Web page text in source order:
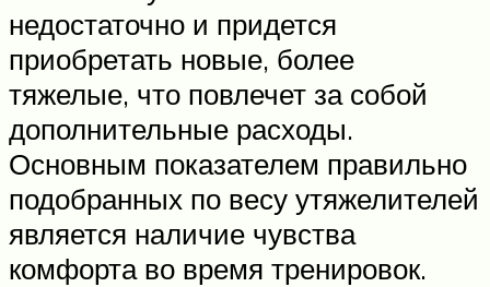
недостаточно и придется
приобретать новые, более
тяжелые, что повлечет за собой
дополнительные расходы.
Основным показателем правильно
подобранных по весу утяжелителей
является наличие чувства
комфорта во время тренировок.